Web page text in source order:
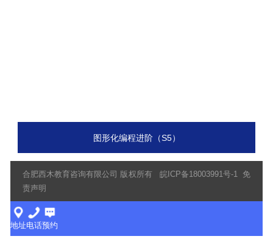
图形化编程进阶（S5）
合肥西木教育咨询有限公司 版权所有 皖ICP备18003991号-1
免
责声明
地址电话预约